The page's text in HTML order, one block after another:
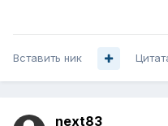
Вставить ник
next83